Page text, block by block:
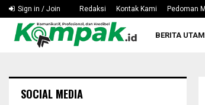
Sign in / Join Redaksi Kontak Kami Pedoman
Hapkido Kaltim Pertanyakan Wacana
BERITA
SOCIAL MEDIA